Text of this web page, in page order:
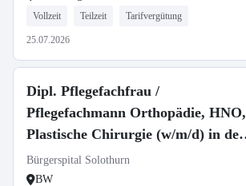
Vollzeit Teilzeit Tarifvergütung
25.07.2026
Dipl. Pflegefachfrau /
Pflegefachmann Orthopädie, HNO,
Plastische Chirurgie (w/m/d) in der
Schweiz
Bürgerspital Solothurn
BW